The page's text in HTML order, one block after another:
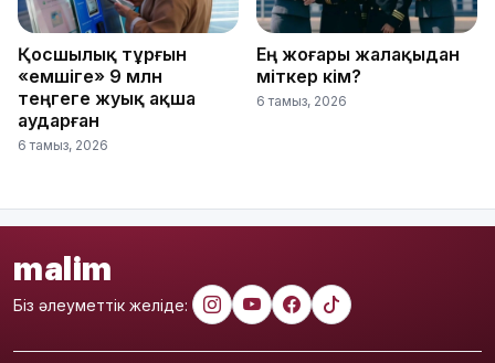
Қосшылық тұрғын
«емшіге» 9 млн
теңгеге жуық ақша
аударған
6 тамыз, 2026
Ең жоғары жалақыдан
үміткер кім?
6 тамыз, 2026
malim
Біз әлеуметтік желіде: